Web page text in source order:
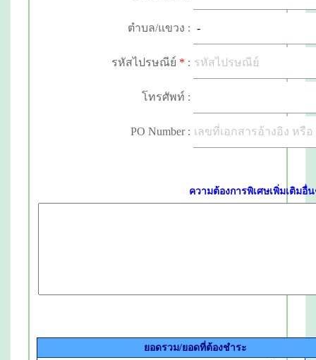
ตำบล/แขวง :
รหัสไปรษณีย์ * :
โทรศัพท์ :
PO Number :
ความต้องการพิเศษเพิ่มเติมอื่
ยอดรวม/ยอดที่ต้องชำระ